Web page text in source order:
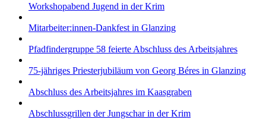
Workshopabend Jugend in der Krim
Mitarbeiter:innen-Dankfest in Glanzing
Pfadfindergruppe 58 feierte Abschluss des Arbeitsjahres
75-jähriges Priesterjubiläum von Georg Béres in Glanzing
Abschluss des Arbeitsjahres im Kaasgraben
Abschlussgrillen der Jungschar in der Krim